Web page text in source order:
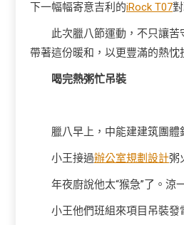
下一幅幅寄意吉利的iRock T07
此次臘八節運動，不只讓
帶著這份暖和，以更豐滿的熱忱
喝完熱粥忙吊裝
臘八早上，中能建建筑團體
小王接過辦公室規劃設計粥
年夜廚說他太“猴急”了。涼
小王他們班組來項目吊裝發